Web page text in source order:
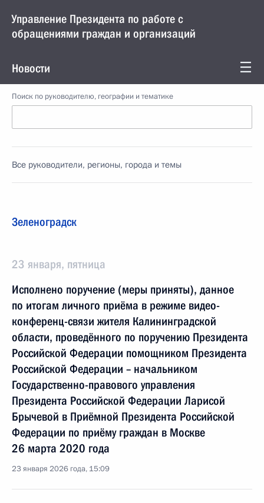
Управление Президента по работе с
обращениями граждан и организаций
Новости
Поиск по руководителю, географии и тематике
Все руководители, регионы, города и темы
Зеленоградск
23 января, пятница
Исполнено поручение (меры приняты), данное
по итогам личного приёма в режиме видео-
конференц-связи жителя Калининградской
области, проведённого по поручению Президента
Российской Федерации помощником Президента
Российской Федерации – начальником
Государственно-правового управления
Президента Российской Федерации Ларисой
Брычевой в Приёмной Президента Российской
Федерации по приёму граждан в Москве
26 марта 2020 года
23 января 2026 года, 15:09